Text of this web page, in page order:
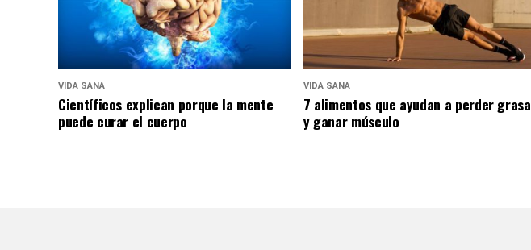
VIDA SANA
Científicos explican porque la mente
puede curar el cuerpo
VIDA SANA
7 alimentos que ayudan a perder grasa
y ganar músculo